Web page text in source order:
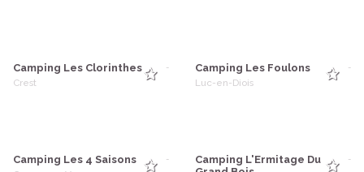
-
Camping Les Clorinthes
Crest
-
Camping Les Foulons
Luc-en-Diois
-
Camping Les 4 Saisons -
Camping L'Ermitage Du